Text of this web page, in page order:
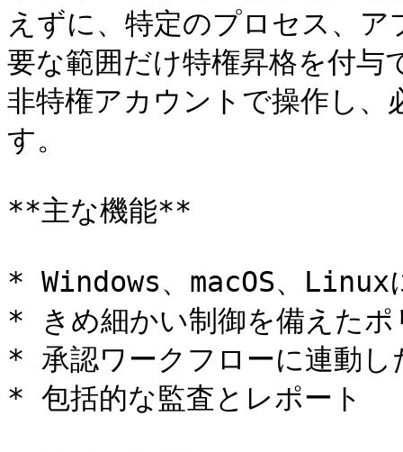
えずに、特定のプロセス、
要な範囲だけ特権昇格を付与
非特権アカウントで操作し
す。
**主な機能**
* Windows、macOS、Linux
* きめ細かい制御を備えたポ
* 承認ワークフローに連動し
* 包括的な監査とレポート